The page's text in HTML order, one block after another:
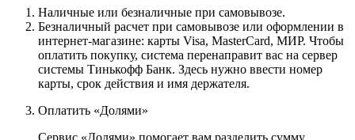
Наличные или безналичные при самовывозе.
Безналичный расчет при самовывозе или оформлении в
интернет-магазине: карты Visa, MasterCard, МИР. Чтобы
оплатить покупку, система перенаправит вас на сервер
системы Тинькофф Банк. Здесь нужно ввести номер
карты, срок действия и имя держателя.
Оплатить «Долями»